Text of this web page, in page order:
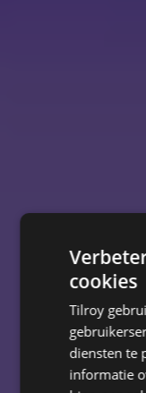
cookies
Tilroy
diensten te
informatie